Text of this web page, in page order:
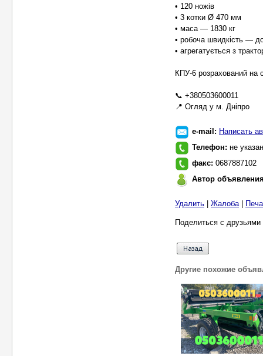
• 120 ножів
• 3 котки Ø 470 мм
• маса — 1830 кг
• робоча швидкість —
• агрегатується з
КПУ-6 розрахований на
📞 +380503600011
📍 Огляд у м. Дніпро
e-mail: Написать
Телефон: не указан
факс: 0687887102
Автор
Удалить Жалоба|
Поделиться с
Другие похожие